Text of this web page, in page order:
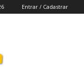
Entrar / Cadastrar